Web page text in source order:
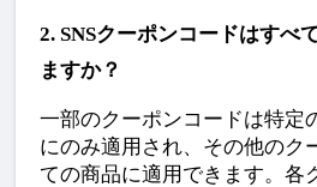
2. SNSクーポンコードはすべ
ますか？
一部のクーポンコードは特定
にのみ適用され、その他のク
ての商品に適用できます。各